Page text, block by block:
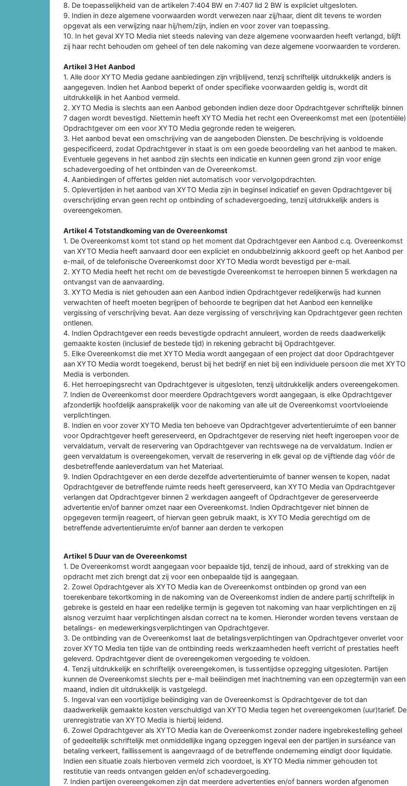
8. De toepasselijkheid van de artikelen 7:404 BW en 7:407 lid 2 BW is expliciet uitgesloten.
9. Indien in deze algemene voorwaarden wordt verwezen naar zij/haar, dient dit tevens te worden
opgevat als een verwijzing naar hij/hem/zijn, indien en voor zover van toepassing.
10. In het geval XYTO Media niet steeds naleving van deze algemene voorwaarden heeft verlangd, blijft
zij haar recht behouden om geheel of ten dele nakoming van deze algemene voorwaarden te vorderen.
Artikel 3 Het Aanbod
1. Alle door XYTO Media gedane aanbiedingen zijn vrijblijvend, tenzij schriftelijk uitdrukkelijk anders is
aangegeven. Indien het Aanbod beperkt of onder specifieke voorwaarden geldig is, wordt dit
uitdrukkelijk in het Aanbod vermeld.
2. XYTO Media is slechts aan een Aanbod gebonden indien deze door Opdrachtgever schriftelijk binnen
7 dagen wordt bevestigd. Niettemin heeft XYTO Media het recht een Overeenkomst met een (potentiële)
Opdrachtgever om een voor XYTO Media gegronde reden te weigeren.
3. Het aanbod bevat een omschrijving van de aangeboden Diensten. De beschrijving is voldoende
gespecificeerd, zodat Opdrachtgever in staat is om een goede beoordeling van het aanbod te maken.
Eventuele gegevens in het aanbod zijn slechts een indicatie en kunnen geen grond zijn voor enige
schadevergoeding of het ontbinden van de Overeenkomst.
4. Aanbiedingen of offertes gelden niet automatisch voor vervolgopdrachten.
5. Oplevertijden in het aanbod van XYTO Media zijn in beginsel indicatief en geven Opdrachtgever bij
overschrijding ervan geen recht op ontbinding of schadevergoeding, tenzij uitdrukkelijk anders is
overeengekomen.
Artikel 4 Totstandkoming van de Overeenkomst
1. De Overeenkomst komt tot stand op het moment dat Opdrachtgever een Aanbod c.q. Overeenkomst
van XYTO Media heeft aanvaard door een expliciet en ondubbelzinnig akkoord geeft op het Aanbod per
e-mail, of de telefonische Overeenkomst door XYTO Media wordt bevestigd per e-mail.
2. XYTO Media heeft het recht om de bevestigde Overeenkomst te herroepen binnen 5 werkdagen na
ontvangst van de aanvaarding.
3. XYTO Media is niet gehouden aan een Aanbod indien Opdrachtgever redelijkerwijs had kunnen
verwachten of heeft moeten begrijpen of behoorde te begrijpen dat het Aanbod een kennelijke
vergissing of verschrijving bevat. Aan deze vergissing of verschrijving kan Opdrachtgever geen rechten
ontlenen.
4. Indien Opdrachtgever een reeds bevestigde opdracht annuleert, worden de reeds daadwerkelijk
gemaakte kosten (inclusief de bestede tijd) in rekening gebracht bij Opdrachtgever.
5. Elke Overeenkomst die met XYTO Media wordt aangegaan of een project dat door Opdrachtgever
aan XYTO Media wordt toegekend, berust bij het bedrijf en niet bij een individuele persoon die met XYTO
Media is verbonden.
6. Het herroepingsrecht van Opdrachtgever is uitgesloten, tenzij uitdrukkelijk anders overeengekomen.
7. Indien de Overeenkomst door meerdere Opdrachtgevers wordt aangegaan, is elke Opdrachtgever
afzonderlijk hoofdelijk aansprakelijk voor de nakoming van alle uit de Overeenkomst voortvloeiende
verplichtingen.
8. Indien en voor zover XYTO Media ten behoeve van Opdrachtgever advertentieruimte of een banner
voor Opdrachtgever heeft gereserveerd, en Opdrachtgever de reserving niet heeft ingeroepen voor de
vervaldatum, vervalt de reservering van Opdrachtgever van rechtswege na de vervaldatum. Indien er
geen vervaldatum is overeengekomen, vervalt de reservering in elk geval op de vijftiende dag vóór de
desbetreffende aanleverdatum van het Materiaal.
9. Indien Opdrachtgever en een derde dezelfde advertentieruimte of banner wensen te kopen, nadat
Opdrachtgever de betreffende ruimte reeds heeft gereserveerd, kan XYTO Media van Opdrachtgever
verlangen dat Opdrachtgever binnen 2 werkdagen aangeeft of Opdrachtgever de gereserveerde
advertentie en/of banner omzet naar een Overeenkomst. Indien Opdrachtgever niet binnen de
opgegeven termijn reageert, of hiervan geen gebruik maakt, is XYTO Media gerechtigd om de
betreffende advertentieruimte en/of banner aan derden te verkopen
Artikel 5 Duur van de Overeenkomst
1. De Overeenkomst wordt aangegaan voor bepaalde tijd, tenzij de inhoud, aard of strekking van de
opdracht met zich brengt dat zij voor een onbepaalde tijd is aangegaan.
2. Zowel Opdrachtgever als XYTO Media kan de Overeenkomst ontbinden op grond van een
toerekenbare tekortkoming in de nakoming van de Overeenkomst indien de andere partij schriftelijk in
gebreke is gesteld en haar een redelijke termijn is gegeven tot nakoming van haar verplichtingen en zij
alsnog verzuimt haar verplichtingen alsdan correct na te komen. Hieronder worden tevens verstaan de
betalings- en medewerkingsverplichtingen van Opdrachtgever.
3. De ontbinding van de Overeenkomst laat de betalingsverplichtingen van Opdrachtgever onverlet voor
zover XYTO Media ten tijde van de ontbinding reeds werkzaamheden heeft verricht of prestaties heeft
geleverd. Opdrachtgever dient de overeengekomen vergoeding te voldoen.
4. Tenzij uitdrukkelijk en schriftelijk overeengekomen, is tussentijdse opzegging uitgesloten. Partijen
kunnen de Overeenkomst slechts per e-mail beëindigen met inachtneming van een opzegtermijn van een
maand, indien dit uitdrukkelijk is vastgelegd.
5. Ingeval van een voortijdige beëindiging van de Overeenkomst is Opdrachtgever de tot dan
daadwerkelijk gemaakte kosten verschuldigd van XYTO Media tegen het overeengekomen (uur)tarief. De
urenregistratie van XYTO Media is hierbij leidend.
6. Zowel Opdrachtgever als XYTO Media kan de Overeenkomst zonder nadere ingebrekestelling geheel
of gedeeltelijk schriftelijk met onmiddellijke ingang opzeggen ingeval een der partijen in surséance van
betaling verkeert, faillissement is aangevraagd of de betreffende onderneming eindigt door liquidatie.
Indien een situatie zoals hierboven vermeld zich voordoet, is XYTO Media nimmer gehouden tot
restitutie van reeds ontvangen gelden en/of schadevergoeding.
7. Indien partijen overeengekomen zijn dat meerdere advertenties en/of banners worden afgenomen